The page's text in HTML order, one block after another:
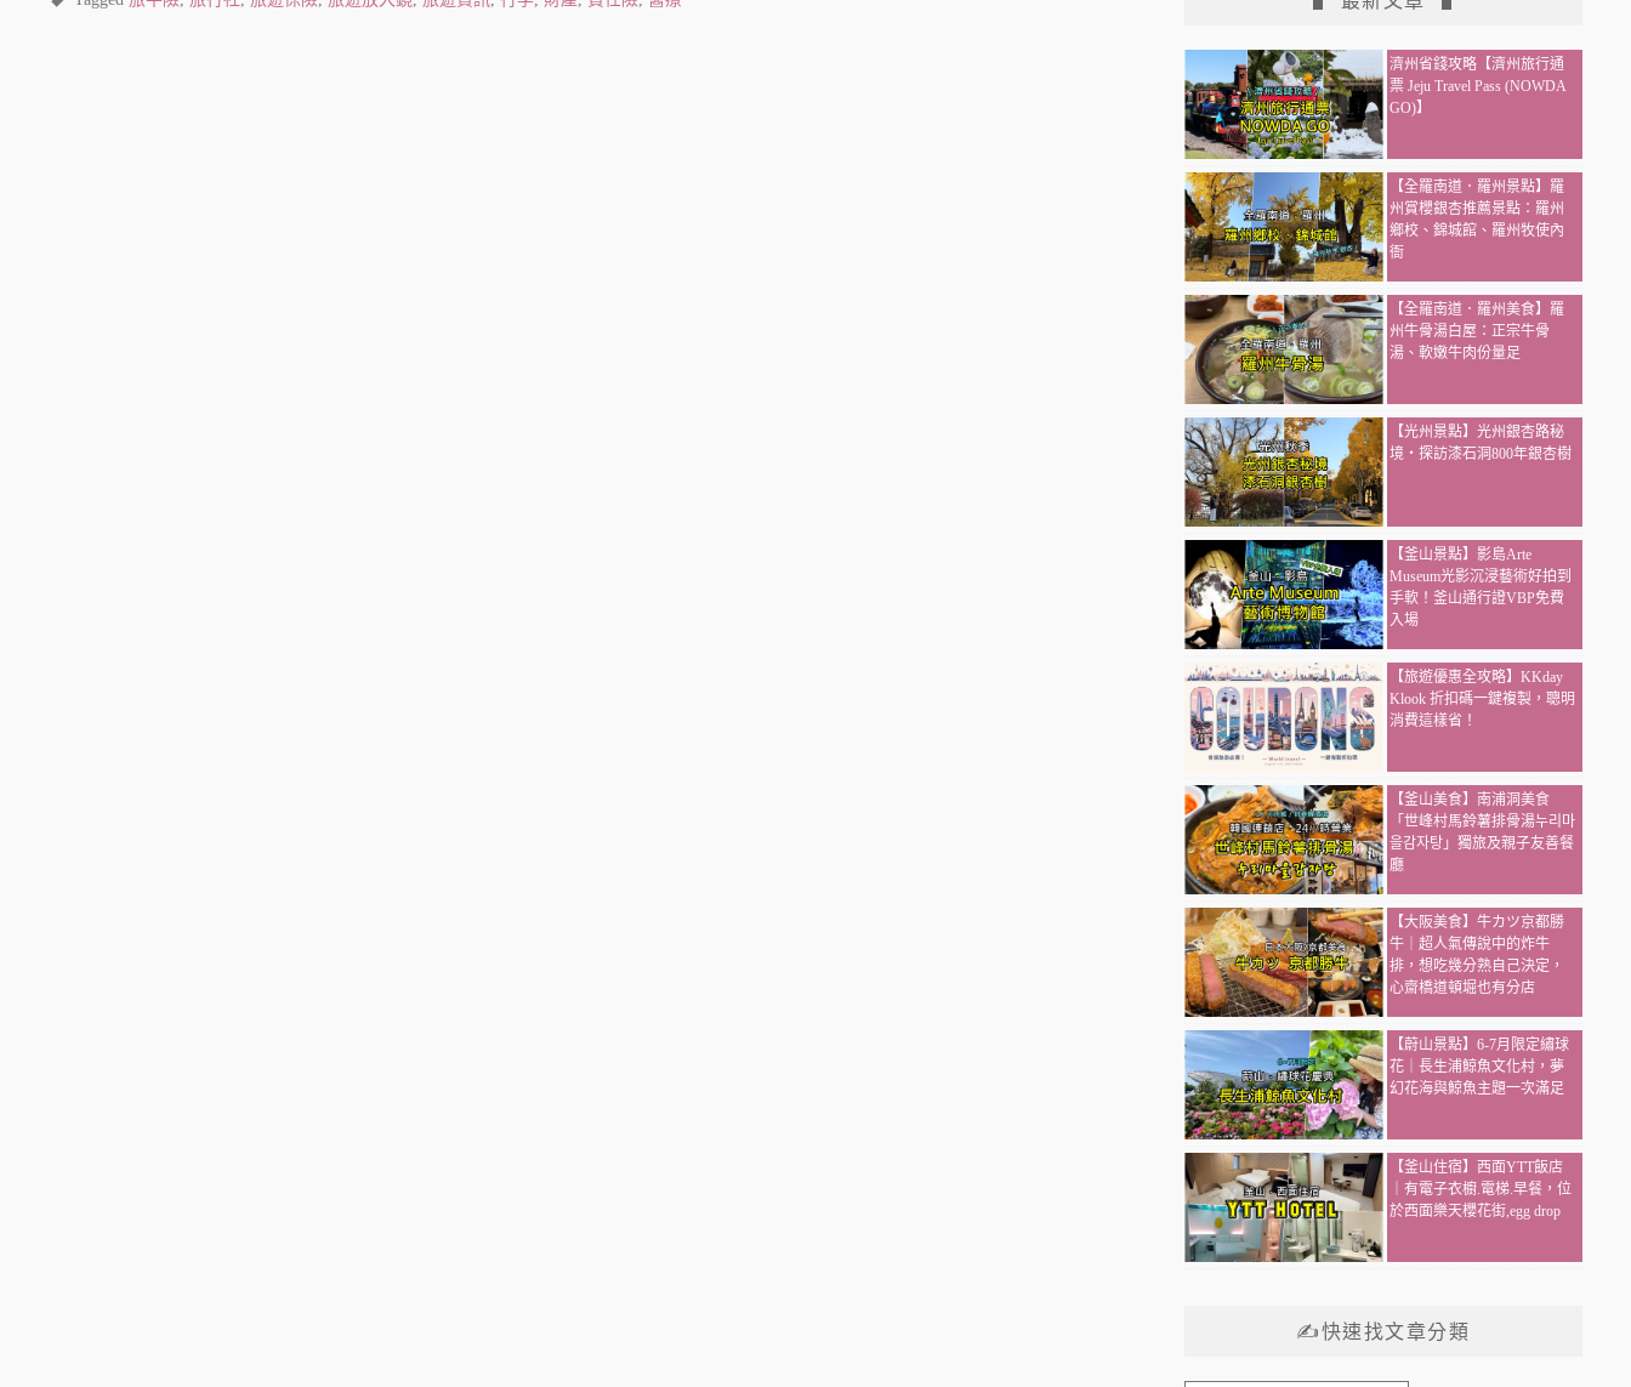
濟州省錢攻略【濟州旅行通
票 Jeju Travel Pass (NOWDA
GO)】
【全羅南道．羅州景點】羅
州賞櫻銀杏推薦景點：羅州
鄉校、錦城館、羅州牧使內
衙
【全羅南道．羅州美食】羅
州牛骨湯白屋：正宗牛骨
湯、軟嫩牛肉份量足
【光州景點】光州銀杏路秘
境・探訪漆石洞800年銀杏樹
【釜山景點】影島Arte
Museum光影沉浸藝術好拍到
手軟！釜山通行證VBP免費
入場
【旅遊優惠全攻略】KKday
Klook 折扣碼一鍵複製，聰明
消費這樣省！
【釜山美食】南浦洞美食
「世峰村馬鈴薯排骨湯누리마
을감자탕」獨旅及親子友善餐
廳
【大阪美食】牛カツ京都勝
牛｜超人氣傳說中的炸牛
排，想吃幾分熟自己決定，
心齋橋道頓堀也有分店
【蔚山景點】6-7月限定繡球
花｜長生浦鯨魚文化村，夢
幻花海與鯨魚主題一次滿足
【釜山住宿】西面YTT飯店
｜有電子衣櫥.電梯.早餐，位
於西面樂天櫻花街,egg drop
✍快速找文章分類